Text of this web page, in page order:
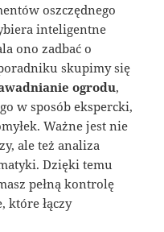
oszczędnego
inteligentne
ono zadbać o
skupimy się
ogrodu,
w sposób ekspercki,
Ważne jest nie
ale też analiza
Dzięki temu
pełną kontrolę
które łączy